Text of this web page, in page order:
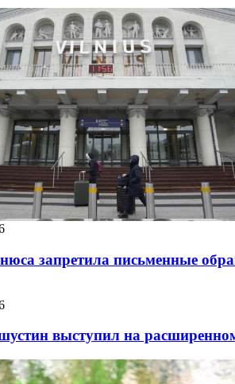
запретила письменные
выступил на расширенном